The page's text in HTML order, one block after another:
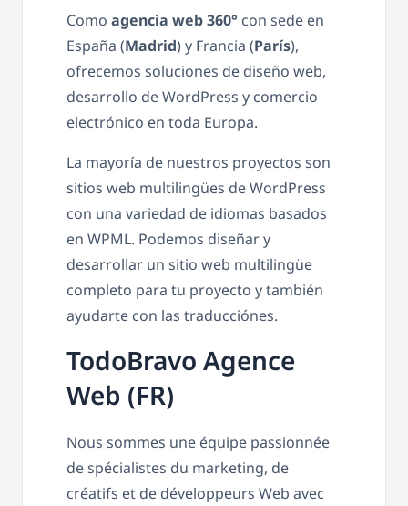
Como agencia web 360° con sede en
España (Madrid) y Francia (París),
ofrecemos soluciones de diseño web,
desarrollo de WordPress y comercio
electrónico en toda Europa.
La mayoría de nuestros proyectos son
sitios web multilingües de WordPress
con una variedad de idiomas basados
en WPML. Podemos diseñar y
desarrollar un sitio web multilingüe
completo para tu proyecto y también
ayudarte con las traducciónes.
TodoBravo Agence
Web (FR)
Nous sommes une équipe passionnée
de spécialistes du marketing, de
créatifs et de développeurs Web avec